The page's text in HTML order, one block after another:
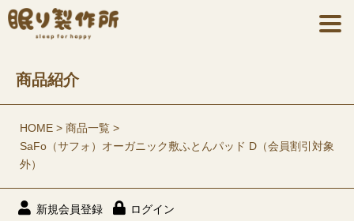
商品紹介
HOME
商品一覧
SaFo（サフォ）オーガニック敷ふとんパッド D（会員割引対象
外）
新規会員登録 ログイン